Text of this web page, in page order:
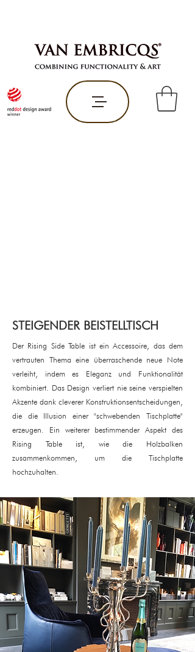
STEIGENDER BEISTELLTISCH
Der Rising Side Table ist ein Accessoire, das dem
vertrauten Thema eine überraschende neue Note
verleiht, indem es Eleganz und Funktionalität
kombiniert. Das Design verliert nie seine verspielten
Akzente dank cleverer Konstruktionsentscheidungen,
die die Illusion einer "schwebenden Tischplatte"
erzeugen. Ein weiterer bestimmender Aspekt des
Rising Table ist, wie die Holzbalken
zusammenkommen, um die Tischplatte
hochzuhalten.